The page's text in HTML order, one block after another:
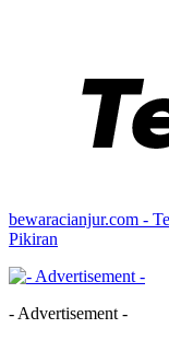
bewaracianjur.com -
Pikiran
- Advertisement -